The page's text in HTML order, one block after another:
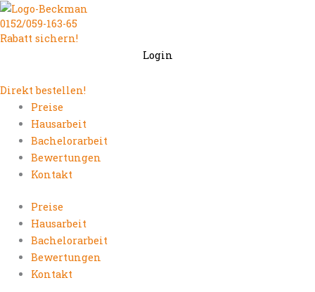
Zum
Inhalt
springen
0152/059-163-65
Rabatt sichern!
Login
Direkt bestellen!
Preise
Hausarbeit
Bachelorarbeit
Bewertungen
Kontakt
Preise
Hausarbeit
Bachelorarbeit
Bewertungen
Kontakt